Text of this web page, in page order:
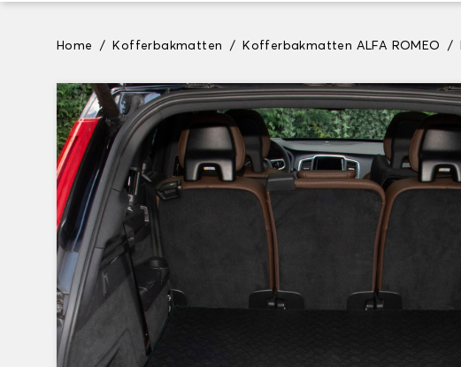
Home Kofferbakmatten Kofferbakmatten ALFA ROMEO